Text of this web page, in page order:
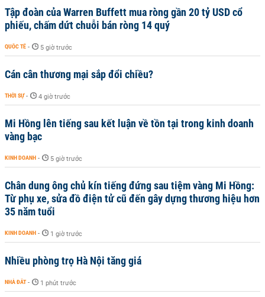
Tập đoàn của Warren Buffett mua ròng gần 20 tỷ USD cổ
phiếu, chấm dứt chuỗi bán ròng 14 quý
QUỐC TẾ - 5 giờ trước
Cán cân thương mại sắp đổi chiều?
THỜI SỰ - 4 giờ trước
Mi Hồng lên tiếng sau kết luận về tồn tại trong kinh doanh
vàng bạc
KINH DOANH - 5 giờ trước
Chân dung ông chủ kín tiếng đứng sau tiệm vàng Mi Hồng:
Từ phụ xe, sửa đồ điện tử cũ đến gây dựng thương hiệu hơn
35 năm tuổi
KINH DOANH - 1 giờ trước
Nhiều phòng trọ Hà Nội tăng giá
NHÀ ĐẤT - 1 phút trước